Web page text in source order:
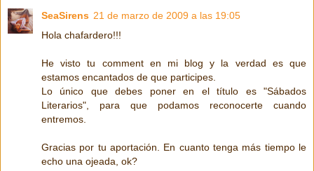
SeaSirens 21 de marzo de 2009 a las 19:05
Hola chafardero!!!
He visto tu comment en mi blog y la verdad es que
estamos encantados de que participes.
Lo único que debes poner en el título es "Sábados
Literarios", para que podamos reconocerte cuando
entremos.
Gracias por tu aportación. En cuanto tenga más tiempo le
echo una ojeada, ok?